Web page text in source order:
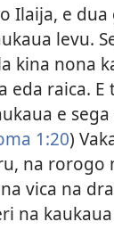
Ilaija, e
levu.
kina nona
raica.
e
1:20)
na rorogo
vica na
na